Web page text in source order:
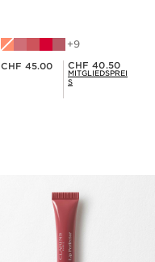
9
CHF 45.00 Mitgliederpreis CHF 40.50
CHF 40.50
MITGLIEDSPREI
S